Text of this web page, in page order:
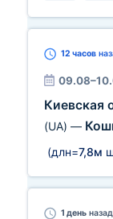
12 часов
Киевская
(UA) —
(длн=7,8м
1 день